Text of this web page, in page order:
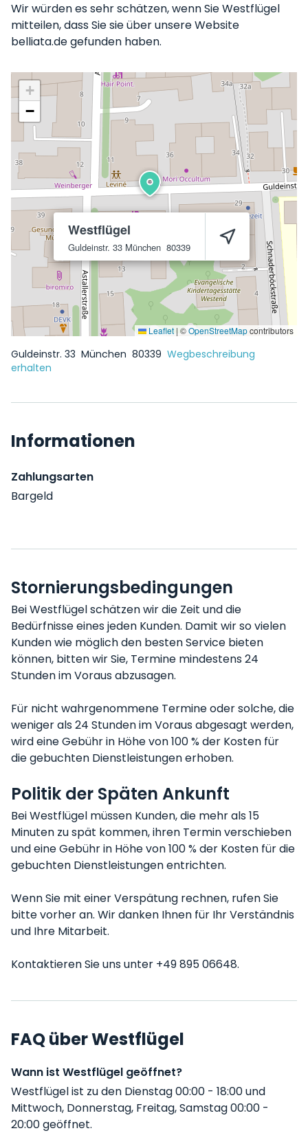
Wir würden es sehr schätzen, wenn Sie Westflügel
mitteilen, dass Sie sie über unsere Website
belliata.de gefunden haben.
Westflügel
Guldeinstr. 33 München 80339
+
−
Leaflet | ©OpenStreetMapcontributors
Guldeinstr. 33 München 80339 Wegbeschreibung
erhalten
Informationen
Zahlungsarten
Bargeld
Stornierungsbedingungen
Bei Westflügel schätzen wir die Zeit und die
Bedürfnisse eines jeden Kunden. Damit wir so vielen
Kunden wie möglich den besten Service bieten
können, bitten wir Sie, Termine mindestens 24
Stunden im Voraus abzusagen.
Für nicht wahrgenommene Termine oder solche, die
weniger als 24 Stunden im Voraus abgesagt werden,
wird eine Gebühr in Höhe von 100 % der Kosten für
die gebuchten Dienstleistungen erhoben.
Politik der Späten Ankunft
Bei Westflügel müssen Kunden, die mehr als 15
Minuten zu spät kommen, ihren Termin verschieben
und eine Gebühr in Höhe von 100 % der Kosten für die
gebuchten Dienstleistungen entrichten.
Wenn Sie mit einer Verspätung rechnen, rufen Sie
bitte vorher an. Wir danken Ihnen für Ihr Verständnis
und Ihre Mitarbeit.
Kontaktieren Sie uns unter +49 895 06648.
FAQ über Westflügel
Wann ist Westflügel geöffnet?
Westflügel ist zu den Dienstag 00:00 - 18:00 und
Mittwoch, Donnerstag, Freitag, Samstag 00:00 -
20:00 geöffnet.